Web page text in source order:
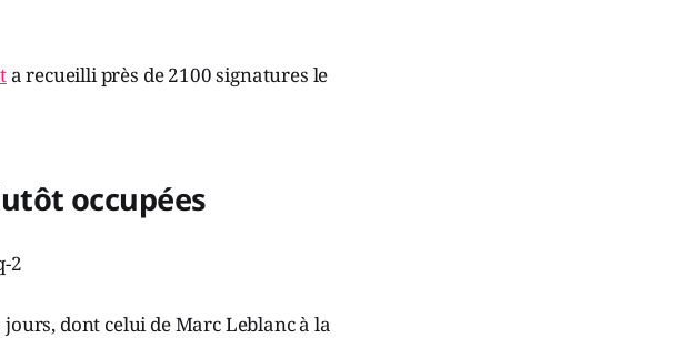
a recueilli près de 2100 signatures le
occupées
dont celui de Marc Leblanc à la